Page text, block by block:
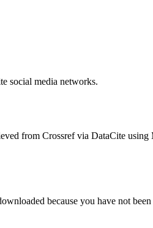
social media networks.
from Crossref via DataCite
because you have not been